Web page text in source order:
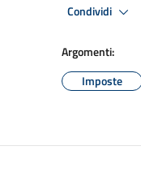
Condividi
Argomenti:
Imposte